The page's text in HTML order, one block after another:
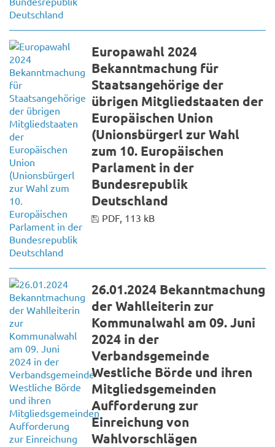
Europawahl 2024
Bekanntmachung für
Staatsangehörige der
übrigen Mitgliedstaaten der
Europäischen Union
(Unionsbürgerl zur Wahl
zum 10. Europäischen
Parlament in der
Bundesrepublik
Deutschland
PDF, 113 kB
26.01.2024 Bekanntmachung
der Wahlleiterin zur
Kommunalwahl am 09. Juni
2024 in der
Verbandsgemeinde
Westliche Börde und ihren
Mitgliedsgemeinden
Aufforderung zur
Einreichung von
Wahlvorschlägen